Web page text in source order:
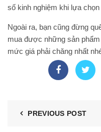
số kinh nghiệm khi lựa chọn
Ngoài ra, bạn cũng đừng
mua được những sản
mức giá phải chăng nhất
PREVIOUS POST